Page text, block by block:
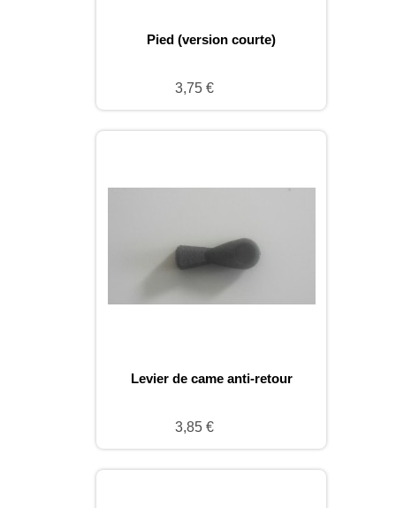
Pied (version courte)
3,75 €
Levier de came anti-retour
3,85 €